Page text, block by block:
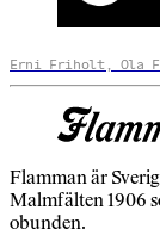
Erni Friholt, Ola
Flamman är
Malmfälten 1906
obunden.